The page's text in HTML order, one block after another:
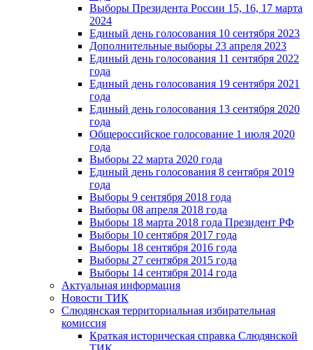
Выборы Президента России 15, 16, 17 марта
2024
Единый день голосования 10 сентября 2023
Дополнительные выборы 23 апреля 2023
Единый день голосования 11 сентября 2022
года
Единый день голосования 19 сентября 2021
года
Единый день голосования 13 сентября 2020
года
Общероссийское голосование 1 июля 2020
года
Выборы 22 марта 2020 года
Единый день голосования 8 сентября 2019
года
Выборы 9 сентября 2018 года
Выборы 08 апреля 2018 года
Выборы 18 марта 2018 года Президент РФ
Выборы 10 сентября 2017 года
Выборы 18 сентября 2016 года
Выборы 27 сентября 2015 года
Выборы 14 сентября 2014 года
Актуальная информация
Новости ТИК
Слюдянская территориальная избирательная
комиссия
Краткая историческая справка Слюдянской